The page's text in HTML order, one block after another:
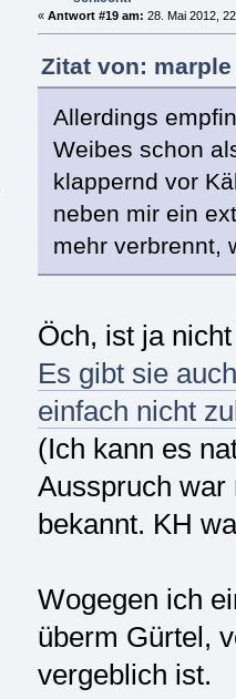
« Antwort #19 am: 28. Mai 2012,
Zitat von: marple
Allerdings
Weibes schon
klappernd vor
neben mir ein
mehr verbrennt,
Öch, ist ja
Es gibt sie
einfach nicht
(Ich kann es
Ausspruch war
bekannt. KH
Wogegen ich
überm Gürtel,
vergeblich ist.